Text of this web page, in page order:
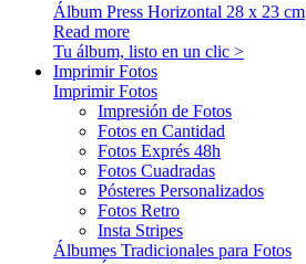
Álbum Press Horizontal 28 x 23 cm
Read more
Tu álbum, listo en un clic >
Imprimir Fotos
Imprimir Fotos
Impresión de Fotos
Fotos en Cantidad
Fotos Exprés 48h
Fotos Cuadradas
Pósteres Personalizados
Fotos Retro
Insta Stripes
Álbumes Tradicionales para Fotos